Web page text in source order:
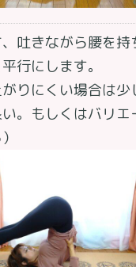
吐きながら腰を持
行にします。
りにくい場合は少
。もしくはバリエ